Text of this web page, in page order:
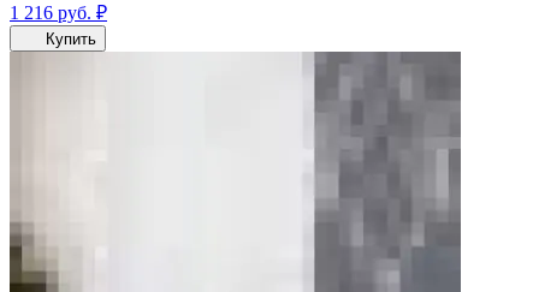
1 216 руб. ₽
Купить